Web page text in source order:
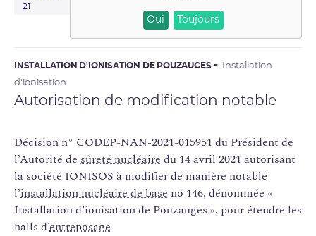
21
Oui Toujours
INSTALLATION D'IONISATION DE POUZAUGES
Installation
d'ionisation
Autorisation de modification notable
Décision n° CODEP-NAN-2021-015951 du Président de
l’Autorité de sûreté nucléaire du 14 avril 2021 autorisant
la société IONISOS à modifier de manière notable
l’installation nucléaire de base no 146, dénommée «
Installation d’ionisation de Pouzauges », pour étendre les
halls d’entreposage